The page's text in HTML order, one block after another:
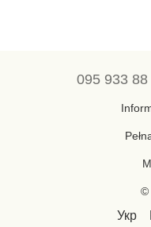
095 933 88
©
Укр